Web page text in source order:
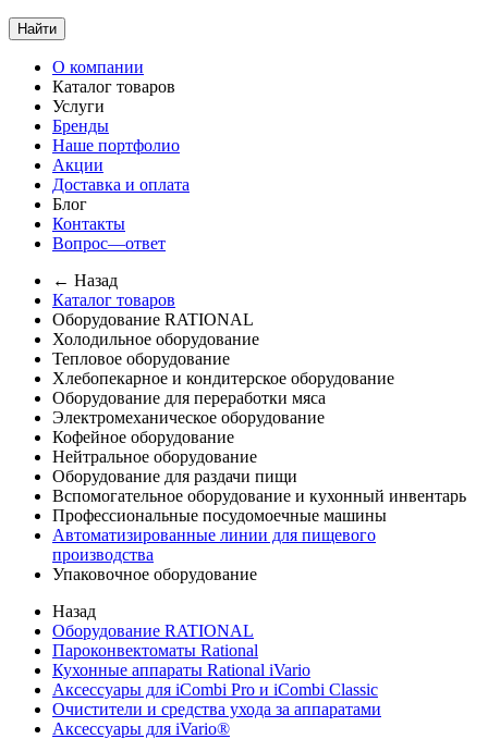
Найти
О компании
Каталог товаров
Услуги
Бренды
Наше портфолио
Акции
Доставка и оплата
Блог
Контакты
Вопрос—ответ
← Назад
Каталог товаров
Оборудование RATIONAL
Холодильное оборудование
Тепловое оборудование
Хлебопекарное и кондитерское оборудование
Оборудование для переработки мяса
Электромеханическое оборудование
Кофейное оборудование
Нейтральное оборудование
Оборудование для раздачи пищи
Вспомогательное оборудование и кухонный инвентарь
Профессиональные посудомоечные машины
Автоматизированные линии для пищевого
производства
Упаковочное оборудование
Назад
Оборудование RATIONAL
Пароконвектоматы Rational
Кухонные аппараты Rational iVario
Аксессуары для iCombi Pro и iCombi Classic
Очистители и средства ухода за аппаратами
Аксессуары для iVario®